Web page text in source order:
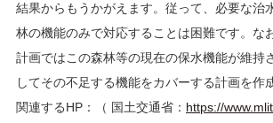
結果からもうかがえます。従って、必要な治
林の機能のみで対応することは困難です。な
計画ではこの森林等の現在の保水機能が維持
してその不足する機能をカバーする計画を作
関連するHP：（ 国土交通省： https://